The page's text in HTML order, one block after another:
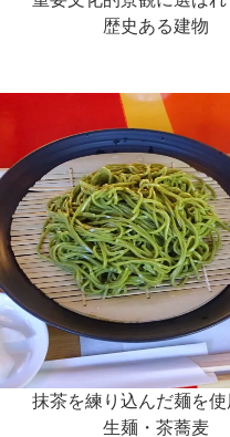
歴史ある建物
抹茶を練り込んだ麺を使
生麺・茶蕎麦